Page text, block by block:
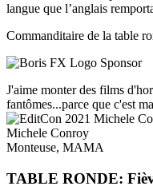
langue que l’anglais
Commanditaire de la table
J'aime monter des films
fantômes...parce que c'est
Michele Conroy
Monteuse, MAMA
TABLE RONDE: